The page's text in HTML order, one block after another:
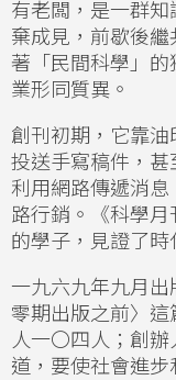
有老闆，是一群
棄成見，前歇後
著「民間科學」
業形同質異。
創刊初期，它靠
投送手寫稿件，
利用網路傳遞消
路行銷。《科學
的學子，見證了時
一九六九年九月
零期出版之前〉
人一〇四人；創
道，要使社會進